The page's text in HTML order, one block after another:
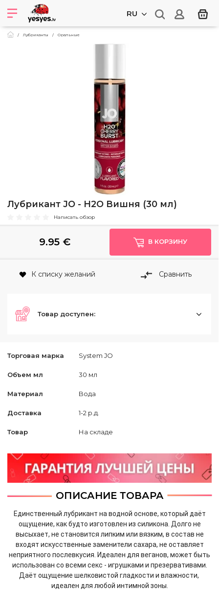
RU
Лубриканты Оральные
Лубрикант JO - H2O Вишня (30 мл)
Написать обзор
Торговая марка System JO
Объем мл 30 мл
Материал Bода
Доставка 1-2 р.д.
Товар На складе
9.95€ В КОРЗИНУ
К списку желаний Сравнить
Товар доступен:
ОПИСАНИЕ ТОВАРА
Единственный лубрикант на водной основе, который даёт
ощущение, как будто изготовлен из силикона. Долго не
высыхает, не становится липким или вязким, в состав не
входят искусственные заменители сахара, не оставляет
неприятного послевкусия. Идеален для веганов, может быть
использован со всеми секс - игрушками и презервативами.
Даёт ощущение шелковистой гладкости и влажности,
идеален для любой интимной зоны.